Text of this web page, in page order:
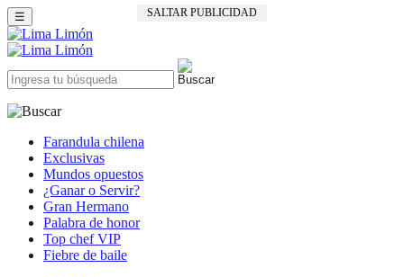
SALTAR PUBLICIDAD
☰
Farandula chilena
Exclusivas
Mundos opuestos
¿Ganar o Servir?
Gran Hermano
Palabra de honor
Top chef VIP
Fiebre de baile